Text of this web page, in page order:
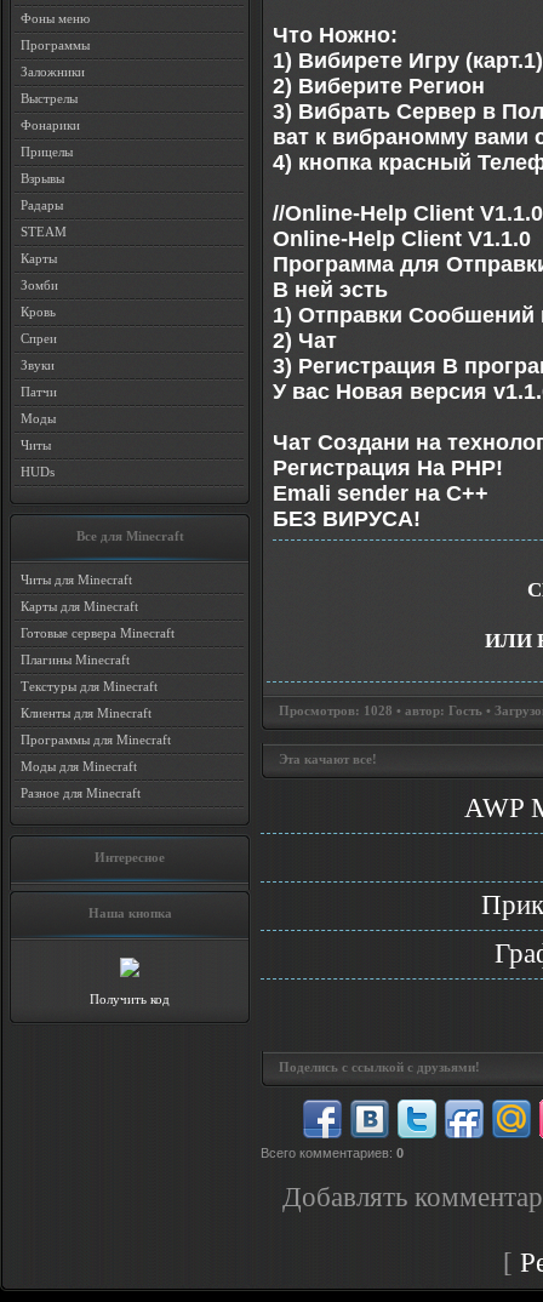
Фоны меню
Программы
Заложники
Выстрелы
Фонарики
Прицелы
Взрывы
Радары
STEAM
Карты
Зомби
Кровь
Спреи
Звуки
Патчи
Моды
Читы
HUDs
Все для Minecraft
Читы для Minecraft
Карты для Minecraft
Готовые сервера Minecraft
Плагины Minecraft
Текстуры для Minecraft
Клиенты для Minecraft
Программы для Minecraft
Моды для Minecraft
Разное для Minecraft
Интересное
Наша кнопка
Получить код
Что Ножно:
1) Вибирете Игру
2) Виберите Регион
3) Вибрать Сервер в
ват к вибраномму вами
4) кнопка красный
//Online-Help Client
Online-Help Client V1.1.0
Программа для
В ней эсть
1) Отправки
2) Чат
3) Регистрация В
У вас Новая версия
Чат Создани на
Регистрация На PHP!
Emali sender на C++
БЕЗ ВИРУСА!
ИЛИ
Просмотров: 1028 • автор: Гость •
Эта качают все!
AWP
Поделись с ссылкой с друзьями!
Всего комментариев: 0
Добавлять
[